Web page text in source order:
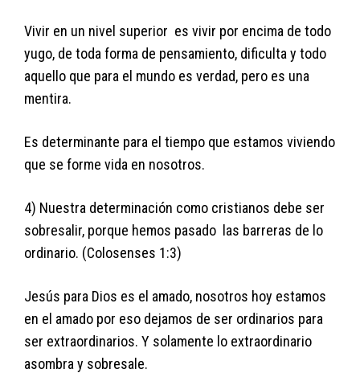
Vivir en un nivel superior es vivir por encima de todo
yugo, de toda forma de pensamiento, dificulta y todo
aquello que para el mundo es verdad, pero es una
mentira.
Es determinante para el tiempo que estamos viviendo
que se forme vida en nosotros.
4) Nuestra determinación como cristianos debe ser
sobresalir, porque hemos pasado las barreras de lo
ordinario. (Colosenses 1:3)
Jesús para Dios es el amado, nosotros hoy estamos
en el amado por eso dejamos de ser ordinarios para
ser extraordinarios. Y solamente lo extraordinario
asombra y sobresale.